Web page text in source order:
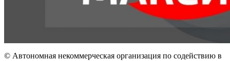
© Автономная некоммерческая организация по содействию в